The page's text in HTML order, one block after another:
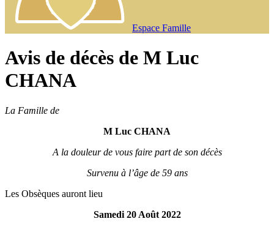
Espace Famille
Avis de décès de M Luc
CHANA
La Famille de
M Luc CHANA
A la douleur de vous faire part de son décès
Survenu à l’âge de 59 ans
Les Obsèques auront lieu
Samedi 20 Août 2022